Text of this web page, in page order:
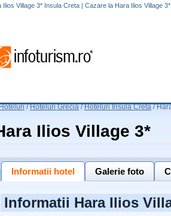
Ilios Village 3* Insula Creta | Cazare la Hara Ilios Village
/Hoteluri Grecia/Hoteluri Insula Creta/
Ilios Village 3*
Informatii hotel Galerie foto
Informatii Hara Ilios